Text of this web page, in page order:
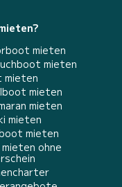
mieten
mieten
mieten
mieten
mieten
mieten
mieten
ohne